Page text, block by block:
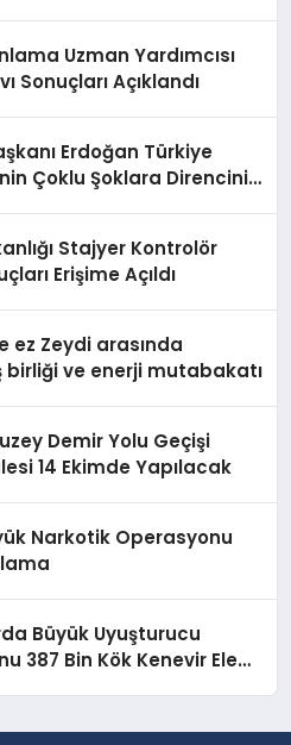
Uzman Yardımcısı
Sonuçları Açıklandı
Erdoğan Türkiye
Çoklu Şoklara Direncini
Stajyer Kontrolör
Erişime Açıldı
ez Zeydi arasında
birliği ve enerji mutabakatı
Demir Yolu Geçişi
14 Ekimde Yapılacak
Narkotik Operasyonu
Büyük Uyuşturucu
387 Bin Kök Kenevir Ele